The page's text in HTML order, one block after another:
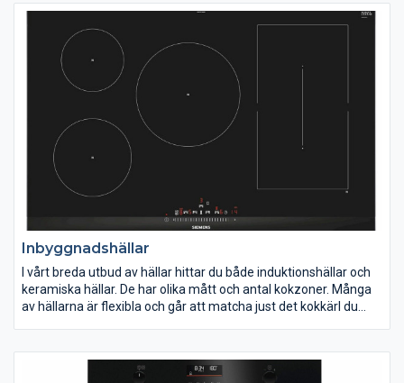
lyckas i köket!
Inbyggnadshällar
I vårt breda utbud av hällar hittar du både induktionshällar och
keramiska hällar. De har olika mått och antal kokzoner. Många
av hällarna är flexibla och går att matcha just det kokkärl du
först veta hur stor din häll ska vara. I vårt sortiment hittar du
modeller med en bredd på från 51 cm upp till cirka 90 cm.